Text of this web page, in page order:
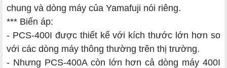
chung và dòng máy của Yamafuji nói riêng.
*** Biến áp:
- PCS-400I được thiết kế với kích thước lớn hơn so
với các dòng máy thông thường trên thị trường.
- Nhưng PCS-400A còn lớn hơn cả dòng máy 400I